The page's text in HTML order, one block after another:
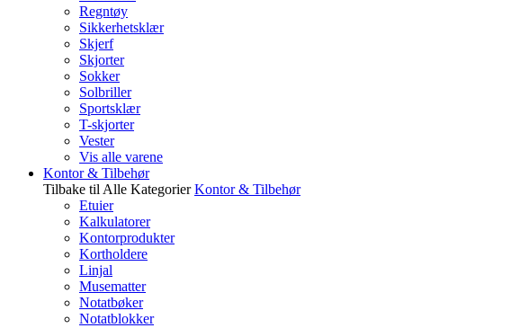
Regntøy
Sikkerhetsklær
Skjerf
Skjorter
Sokker
Solbriller
Sportsklær
T-skjorter
Vester
Vis alle varene
Kontor & Tilbehør
Tilbake til Alle Kategorier Kontor & Tilbehør
Etuier
Kalkulatorer
Kontorprodukter
Kortholdere
Linjal
Musematter
Notatbøker
Notatblokker